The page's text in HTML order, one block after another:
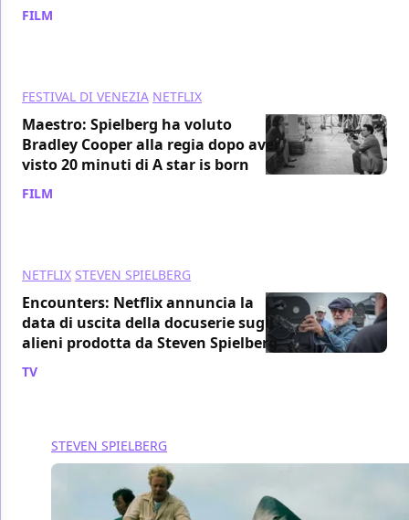
FILM
FESTIVAL DI VENEZIA NETFLIX
Maestro: Spielberg ha voluto
Bradley Cooper alla regia dopo aver
visto 20 minuti di A star is born
FILM
NETFLIX STEVEN SPIELBERG
Encounters: Netflix annuncia la
data di uscita della docuserie sugli
alieni prodotta da Steven Spielberg
TV
STEVEN SPIELBERG